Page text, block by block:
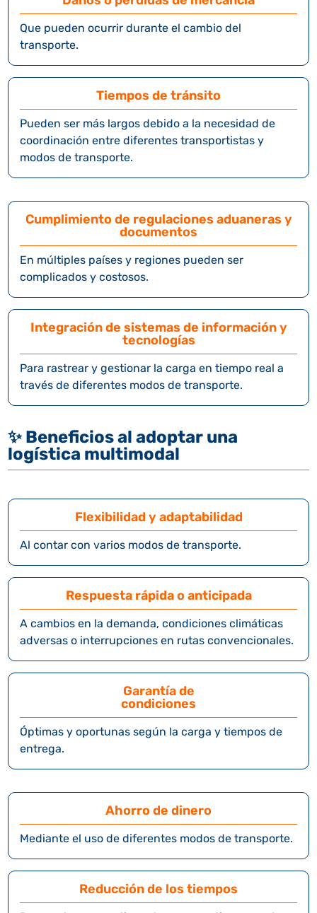
Que pueden ocurrir durante el cambio del
transporte.
Tiempos de tránsito
Pueden ser más largos debido a la necesidad de
coordinación entre diferentes transportistas y
modos de transporte.
Cumplimiento de regulaciones aduaneras y
documentos
En múltiples países y regiones pueden ser
complicados y costosos.
Integración de sistemas de información y
tecnologías
Para rastrear y gestionar la carga en tiempo real a
través de diferentes modos de transporte.
✨Beneficios al adoptar una
logística multimodal
Flexibilidad y adaptabilidad
Al contar con varios modos de transporte.
Respuesta rápida o anticipada
A cambios en la demanda, condiciones climáticas
adversas o interrupciones en rutas convencionales.
Garantía de
condiciones
Óptimas y oportunas según la carga y tiempos de
entrega.
Ahorro de dinero
Mediante el uso de diferentes modos de transporte.
Reducción de los tiempos